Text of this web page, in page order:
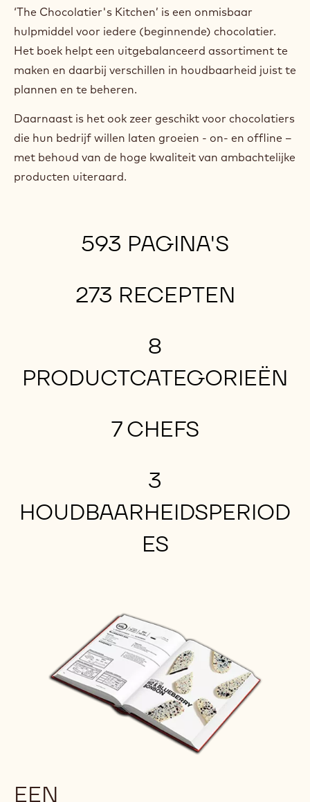
‘The Chocolatier's Kitchen’ is een onmisbaar
hulpmiddel voor iedere (beginnende) chocolatier.
Het boek helpt een uitgebalanceerd assortiment te
maken en daarbij verschillen in houdbaarheid juist te
plannen en te beheren.
Daarnaast is het ook zeer geschikt voor chocolatiers
die hun bedrijf willen laten groeien - on- en offline –
met behoud van de hoge kwaliteit van ambachtelijke
producten uiteraard.
593 PAGINA'S
273 RECEPTEN
8
PRODUCTCATEGORIEËN
7 CHEFS
3
HOUDBAARHEIDSPERIOD
ES
EEN